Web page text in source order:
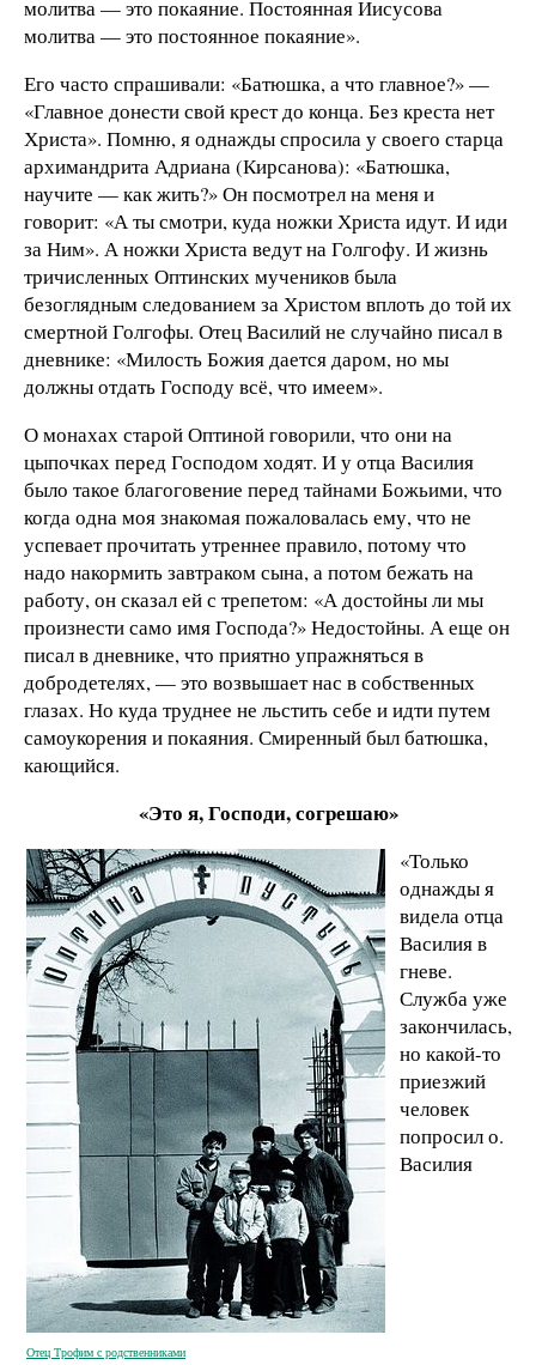
молитва — это покаяние. Постоянная Иисусова
молитва — это постоянное покаяние».
Его часто спрашивали: «Батюшка, а что главное?» —
«Главное донести свой крест до конца. Без креста нет
Христа». Помню, я однажды спросила у своего старца
архимандрита Адриана (Кирсанова): «Батюшка,
научите — как жить?» Он посмотрел на меня и
говорит: «А ты смотри, куда ножки Христа идут. И иди
за Ним». А ножки Христа ведут на Голгофу. И жизнь
тричисленных Оптинских мучеников была
безоглядным следованием за Христом вплоть до той их
смертной Голгофы. Отец Василий не случайно писал в
дневнике: «Милость Божия дается даром, но мы
должны отдать Господу всё, что имеем».
О монахах старой Оптиной говорили, что они на
цыпочках перед Господом ходят. И у отца Василия
было такое благоговение перед тайнами Божьими, что
когда одна моя знакомая пожаловалась ему, что не
успевает прочитать утреннее правило, потому что
надо накормить завтраком сына, а потом бежать на
работу, он сказал ей с трепетом: «А достойны ли мы
произнести само имя Господа?» Недостойны. А еще он
писал в дневнике, что приятно упражняться в
добродетелях, — это возвышает нас в собственных
глазах. Но куда труднее не льстить себе и идти путем
самоукорения и покаяния. Смиренный был батюшка,
кающийся.
«Это я, Господи, согрешаю»
Отец Трофим с родственниками
«Только
однажды я
видела отца
Василия в
гневе.
Служба уже
закончилась,
но какой-то
приезжий
человек
попросил о.
Василия